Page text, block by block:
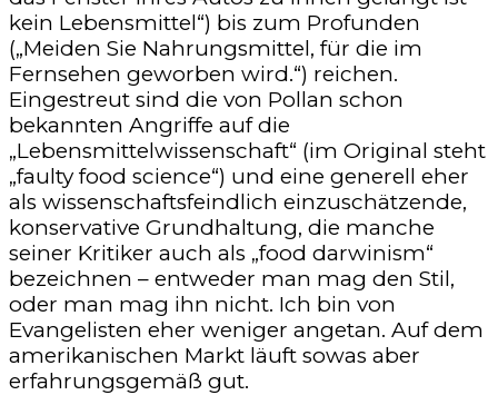
kein Lebensmittel“) bis zum Profunden
(„Meiden Sie Nahrungsmittel, für die im
Fernsehen geworben wird.“) reichen.
Eingestreut sind die von Pollan schon
bekannten Angriffe auf die
„Lebensmittelwissenschaft“ (im Original steht
„faulty food science“) und eine generell eher
als wissenschaftsfeindlich einzuschätzende,
konservative Grundhaltung, die manche
seiner Kritiker auch als „food darwinism“
bezeichnen – entweder man mag den Stil,
oder man mag ihn nicht. Ich bin von
Evangelisten eher weniger angetan. Auf dem
amerikanischen Markt läuft sowas aber
erfahrungsgemäß gut.